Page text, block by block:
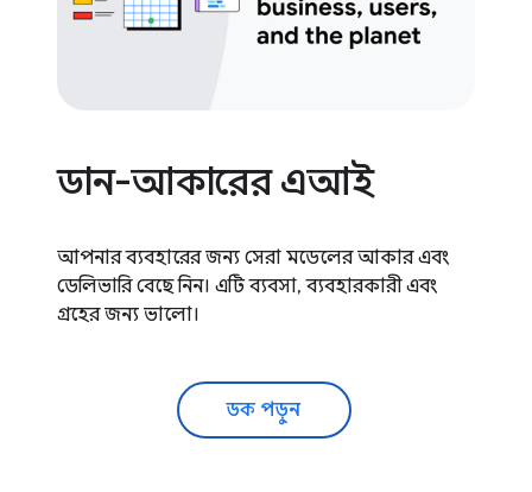
ডান-আকারের এআই
আপনার ব্যবহারের জন্য সেরা মডেলের আকার এবং
ডেলিভারি বেছে নিন। এটি ব্যবসা, ব্যবহারকারী এবং
গ্রহের জন্য ভালো।
ডক পড়ুন